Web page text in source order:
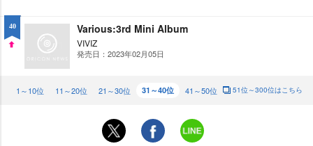
WN
40 Various:3rd Mini Album
VIVIZ
発売日：2023年02月05日
1～10位 11～20位 21～30位 31～40位 41～50位 51位～300位はこちら